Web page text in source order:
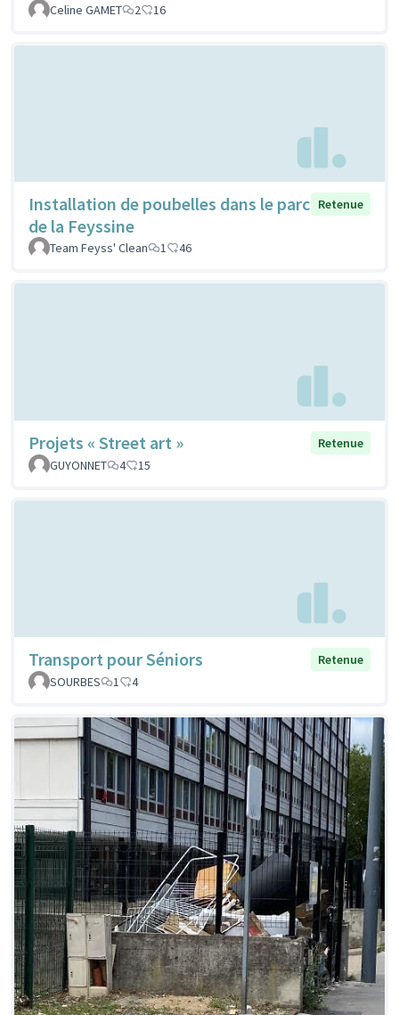
Celine GAMET 2 16
Installation de poubelles dans le parc
de la Feyssine
Retenue
Team Feyss' Clean 1 46
Projets « Street art »
Retenue
GUYONNET
4 15
Transport pour Séniors
Retenue
SOURBES
1 4